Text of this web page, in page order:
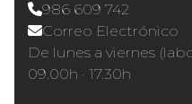
986 609 742
Correo Electrónico
De lunes a viernes
09.00h · 17.30h